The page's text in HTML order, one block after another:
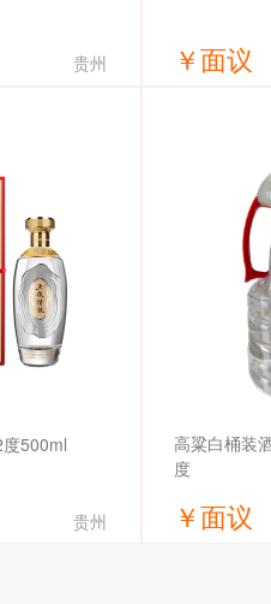
贵州 ￥面议
贵州汉
500ml
贵州
高粱白桶装
度
￥面议